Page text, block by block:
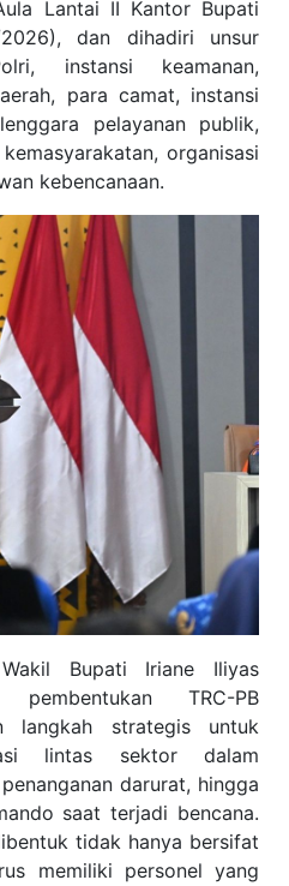
Lantai II Kantor Bupati
dan dihadiri unsur
instansi keamanan,
para camat, instansi
pelayanan publik,
organisasi
kebencanaan.
Bupati Iriane Iliyas
pembentukan TRC-PB
langkah strategis untuk
lintas sektor dalam
darurat, hingga
saat terjadi bencana.
tidak hanya bersifat
memiliki personel yang